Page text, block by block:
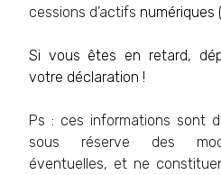
cessions d’actifs numériques
Si vous êtes en retard,
votre déclaration !
Ps : ces informations sont
sous réserve des
éventuelles, et ne